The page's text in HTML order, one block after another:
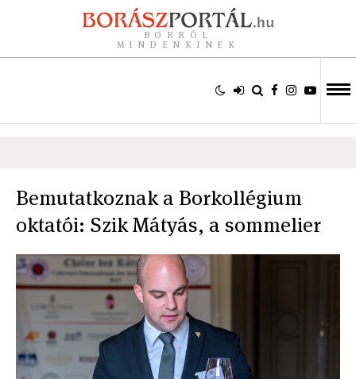
BORRÓL
MINDENKINEK
Bemutatkoznak a Borkollégium
oktatói: Szik Mátyás, a sommelier